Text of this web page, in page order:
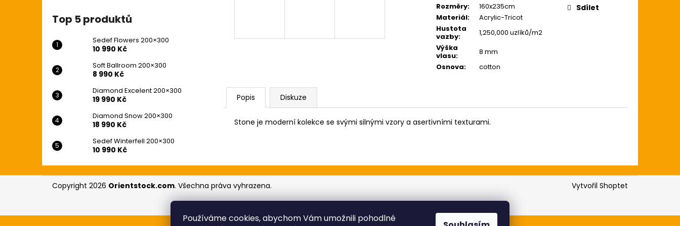
Používáme cookies, abychom Vám umožnili pohodlné
Top 5 produktů
Sedef Flowers 200×300
10 990 Kč
Soft Ballroom 200×300
8 990 Kč
Diamond Excelent 200×300
19 990 Kč
Diamond Snow 200×300
18 990 Kč
Sedef Winterfell 200×300
10 990 Kč
Rozměry:
160x235cm
Materiál:
Acrylic-Tricot
Hustota
vazby:
1,250,000 uzlíků/m2
Výška
vlasu:
8 mm
Osnova: cotton
Sdílet
M
A
Popis Diskuze
Stone je moderní kolekce se svými silnými vzory a asertivními texturami.
Původně:12 990 Kč 24 990 Kč
Z
a
Vytvořil Shoptet
Copyright 2026 Orientstock.com. Všechna práva vyhrazena.